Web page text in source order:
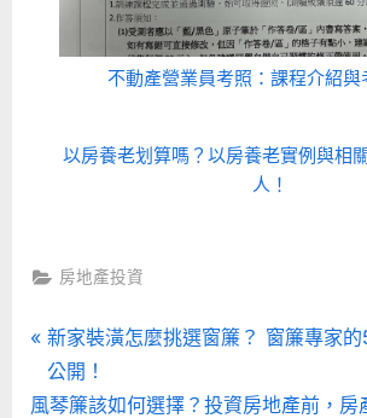
不動產營業員考照：課程介紹與
以房養老划算嗎？以房養老實例與相
人！
房地產投資
文
章
P
r
e
新家裝潢怎麼挑選窗簾？ 窗簾專家
公開！
N
風琴簾該如何選擇？投資房地產前，房